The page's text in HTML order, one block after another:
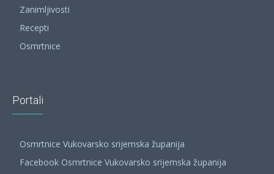
Zanimljivosti
Recepti
Osmrtnice
Portali
Osmrtnice Vukovarsko srijemska županija
Facebook Osmrtnice Vukovarsko srijemska županija